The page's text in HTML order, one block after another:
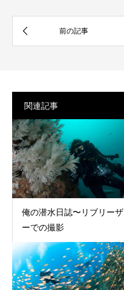
関連記事
俺の潜水日誌〜リブリーザ
ーでの撮影